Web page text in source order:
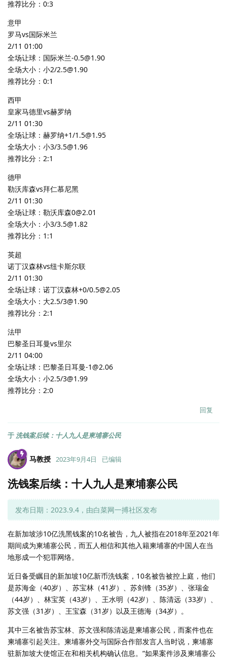
推荐比分：0:3
意甲
罗马vs国际米兰
2/11 01:00
全场让球：国际米兰-0.5@1.90
全场大小：小2/2.5@1.90
推荐比分：0:1
西甲
皇家马德里vs赫罗纳
2/11 01:30
全场让球：赫罗纳+1/1.5@1.95
全场大小：小3/3.5@1.96
推荐比分：2:1
德甲
勒沃库森vs拜仁慕尼黑
2/11 01:30
全场让球：勒沃库森0@2.01
全场大小：小3/3.5@1.82
推荐比分：1:1
英超
诺丁汉森林vs纽卡斯尔联
2/11 01:30
全场让球：诺丁汉森林+0/0.5@2.05
全场大小：大2.5/3@1.90
推荐比分：2:1
法甲
巴黎圣日耳曼vs里尔
2/11 04:00
全场让球：巴黎圣日耳曼-1@2.06
全场大小：小2.5/3@1.99
推荐比分：2:0
回复
于 洗钱案后续：十人九人是柬埔寨公民
马教授 2023年9月4日 已编辑
洗钱案后续：十人九人是柬埔寨公民
发布日期：2023.9.4，由白菜网一搏社区发布
在新加坡涉10亿洗黑钱案的10名被告，九人被指在2018年至2021年
期间成为柬埔寨公民，而五人相信和其他入籍柬埔寨的中国人在当
地形成一个犯罪网络。
近日备受瞩目的新加坡10亿新币洗钱案，10名被告被控上庭，他们
是苏海金（40岁）、苏宝林（41岁）、苏剑锋（35岁）、张瑞金
（44岁）、林宝英（43岁）、王水明（42岁）、陈清远（33岁）、
苏文强（31岁）、王宝森（31岁）以及王德海（34岁）。
其中三名被告苏宝林、苏文强和陈清远是柬埔寨公民，而案件也在
柬埔寨引起关注。柬埔寨外交与国际合作部发言人当时说，柬埔寨
驻新加坡大使馆正在和相关机构确认信息。“如果案件涉及柬埔寨公